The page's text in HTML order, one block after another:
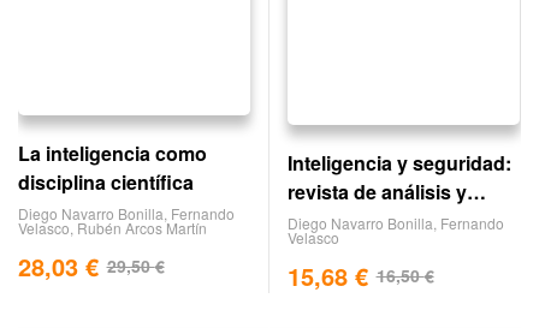
La inteligencia como
disciplina científica
Diego Navarro Bonilla Fernando
Velasco Rubén Arcos Martín
29,50€
28,03 €
Inteligencia y seguridad:
revista de análisis y
prospectiva. nº 7
Diego Navarro Bonilla Fernando
Velasco
16,50€
15,68 €